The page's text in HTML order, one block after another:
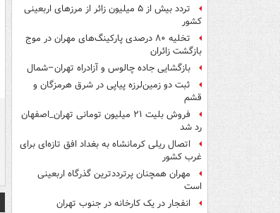
تردد بیش از ۵ میلیون زائر از مرزهای اربعینی
کشور
تخلیه ۸۰ درصدی پارکینگ‌های مهران در موج
بازگشت زائران
بازگشایی جاده چالوس و آزادراه تهران–شمال
ثبت دو زمین‌لرزه پیاپی در شرق هرمزگان و
قشم
فروش بلیت ۲۱ میلیون تومانی تهران_اصفهان
رد شد
اتصال ریلی کرمانشاه به بغداد افق تازه‌ای برای
غرب کشور
مهران همچنان پرترددترین گذرگاه اربعینی
است
انفجار در یک کارخانه در جنوب تهران